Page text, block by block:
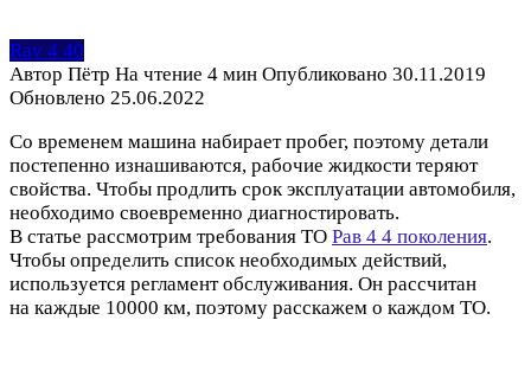
Rav 4 40
Автор Пётр На чтение 4 мин Опубликовано 30.11.2019
Обновлено 25.06.2022
Со временем машина набирает пробег, поэтому детали
постепенно изнашиваются, рабочие жидкости теряют
свойства. Чтобы продлить срок эксплуатации автомобиля,
необходимо своевременно диагностировать.
В статье рассмотрим требования ТО Рав 4 4 поколения.
Чтобы определить список необходимых действий,
используется регламент обслуживания. Он рассчитан
на каждые 10000 км, поэтому расскажем о каждом ТО.